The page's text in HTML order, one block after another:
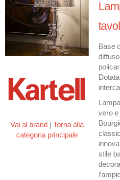
Vai al brand| Torna alla
categoria principale
Base
vero e
stile